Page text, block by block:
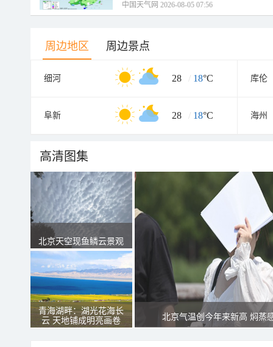
中国天气网 2026-08-05 07:56
周边地区 周边景点
细河 28 / 18°C 库伦
阜新 28 / 18°C 海州
高清图集
北京天空现鱼鳞云景观
青海湖畔：湖光花海长
云 天地铺成明亮画卷
北京气温创今年来新高 焖蒸